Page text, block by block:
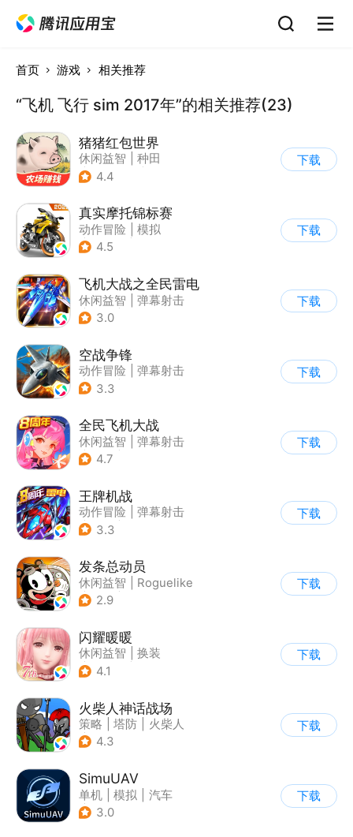
首页 游戏 相关推荐
“飞机 飞行 sim 2017年”的相关推荐(23)
猪猪红包世界
休闲益智
种田
| 田园生活
4.4
下载
真实摩托锦标赛
动作冒险
模拟
| 摩托车
4.5
下载
飞机大战之全民雷电
休闲益智
弹幕射击
| 冒险
3.0
下载
空战争锋
动作冒险
弹幕射击
| 空战
3.3
下载
全民飞机大战
休闲益智
弹幕射击
| 飞机
4.7
下载
王牌机战
动作冒险
弹幕射击
| 空战
3.3
下载
发条总动员
休闲益智
Roguelike
| 冒险
2.9
下载
闪耀暖暖
休闲益智
换装
| 美少女
4.1
下载
火柴人神话战场
策略 塔防
火柴人
| 休闲益智
4.3
下载
SimuUAV
单机 模拟
汽车
| 烧脑
3.0
下载